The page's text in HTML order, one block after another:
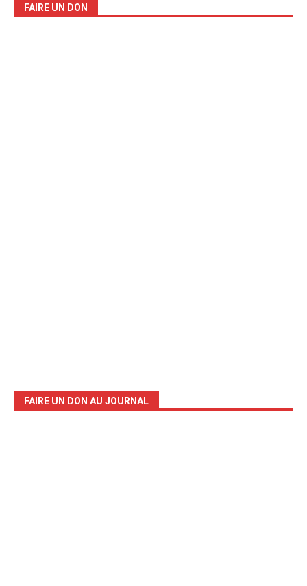
FAIRE UN DON
FAIRE UN DON AU JOURNAL